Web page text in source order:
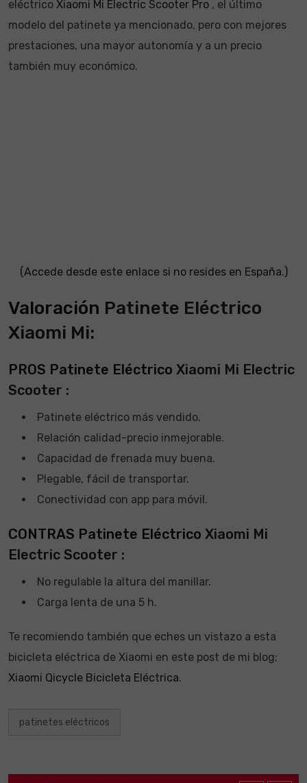
eléctrico Xiaomi Mi Electric Scooter Pro , el último
modelo del patinete ya mencionado, pero con mejores
prestaciones, una mayor autonomía y a un precio
también muy económico.
(Accede desde este enlace si no resides en España.)
Valoración Patinete Eléctrico
Xiaomi Mi:
PROS Patinete Eléctrico Xiaomi Mi Electric
Scooter :
Patinete eléctrico más vendido.
Relación calidad-precio inmejorable.
Capacidad de frenada muy buena.
Plegable, fácil de transportar.
Conectividad con app para móvil.
CONTRAS Patinete Eléctrico Xiaomi Mi
Electric Scooter :
No regulable la altura del manillar.
Carga lenta de una 5 h.
Te recomiendo también que eches un vistazo a esta
bicicleta eléctrica de Xiaomi en este post de mi blog;
Xiaomi Qicycle Bicicleta Eléctrica.
patinetes eléctricos